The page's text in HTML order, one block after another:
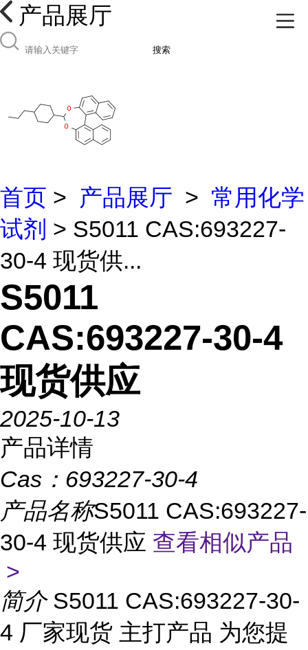
产品展厅
搜索
首页 > 产品展厅 > 常用化学
试剂 > S5011 CAS:693227-
30-4 现货供...
S5011
CAS:693227-30-4
现货供应
2025-10-13
产品详情
Cas： 693227-30-4
产品名称S5011 CAS:693227-
30-4 现货供应 查看相似产品
>
简介 S5011 CAS:693227-30-
4 厂家现货 主打产品 为您提